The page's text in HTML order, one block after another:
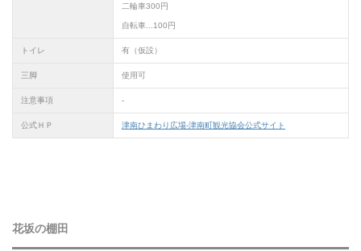
二輪車300円
自転車...100円
トイレ 有（仮設）
三脚 使用可
注意事項 -
公式ＨＰ 津南ひまわり広場-津南町観光協会公式サイト
花坂の棚田